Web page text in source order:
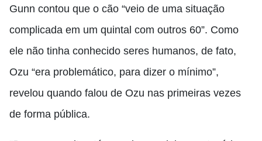
Gunn contou que o cão “veio de uma situação
complicada em um quintal com outros 60”. Como
ele não tinha conhecido seres humanos, de fato,
Ozu “era problemático, para dizer o mínimo”,
revelou quando falou de Ozu nas primeiras vezes
de forma pública.